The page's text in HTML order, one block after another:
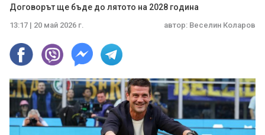
Договорът ще бъде до лятото на 2028 година
13:17 | 20 май 2026 г. автор: Веселин Коларов